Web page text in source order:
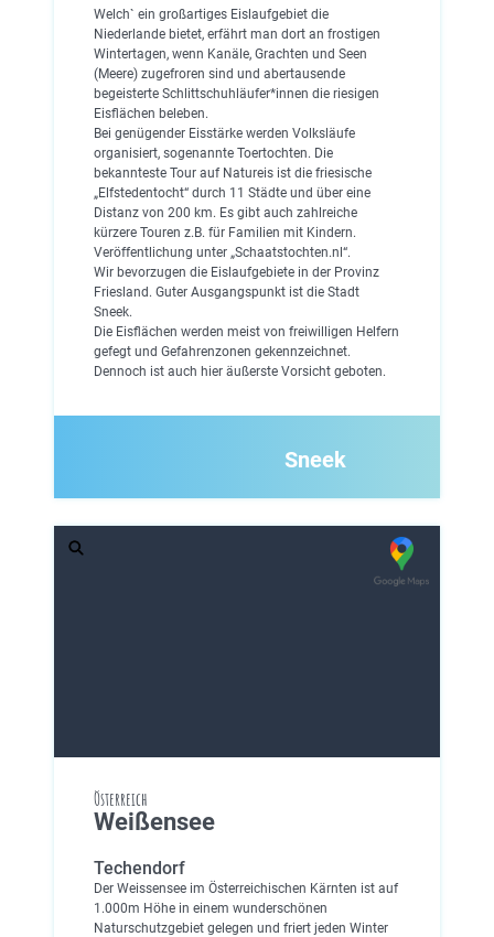
Welch` ein großartiges Eislaufgebiet die
Niederlande bietet, erfährt man dort an frostigen
Wintertagen, wenn Kanäle, Grachten und Seen
(Meere) zugefroren sind und abertausende
begeisterte Schlittschuhläufer*innen die riesigen
Eisflächen beleben.
Bei genügender Eisstärke werden Volksläufe
organisiert, sogenannte Toertochten. Die
bekannteste Tour auf Natureis ist die friesische
„Elfstedentocht“ durch 11 Städte und über eine
Distanz von 200 km. Es gibt auch zahlreiche
kürzere Touren z.B. für Familien mit Kindern.
Veröffentlichung unter „Schaatstochten.nl“.
Wir bevorzugen die Eislaufgebiete in der Provinz
Friesland. Guter Ausgangspunkt ist die Stadt
Sneek.
Die Eisflächen werden meist von freiwilligen Helfern
gefegt und Gefahrenzonen gekennzeichnet.
Dennoch ist auch hier äußerste Vorsicht geboten.
Sneek
Österreich
Weißensee
Techendorf
Der Weissensee im Österreichischen Kärnten ist auf
1.000m Höhe in einem wunderschönen
Naturschutzgebiet gelegen und friert jeden Winter